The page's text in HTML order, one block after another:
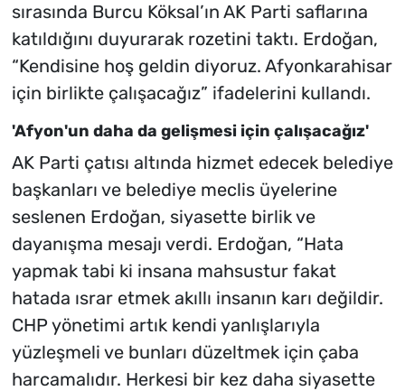
sırasında Burcu Köksal’ın AK Parti saflarına
katıldığını duyurarak rozetini taktı. Erdoğan,
“Kendisine hoş geldin diyoruz. Afyonkarahisar
için birlikte çalışacağız” ifadelerini kullandı.
'Afyon'un daha da gelişmesi için çalışacağız'
AK Parti çatısı altında hizmet edecek belediye
başkanları ve belediye meclis üyelerine
seslenen Erdoğan, siyasette birlik ve
dayanışma mesajı verdi. Erdoğan, “Hata
yapmak tabi ki insana mahsustur fakat
hatada ısrar etmek akıllı insanın karı değildir.
CHP yönetimi artık kendi yanlışlarıyla
yüzleşmeli ve bunları düzeltmek için çaba
harcamalıdır. Herkesi bir kez daha siyasette